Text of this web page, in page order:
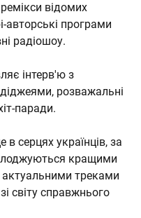
відомих
авторські програми
радіошоу.
інтерв'ю з
розважальні
паради.
серцях українців, за
кращими
актуальними треками
світу справжнього